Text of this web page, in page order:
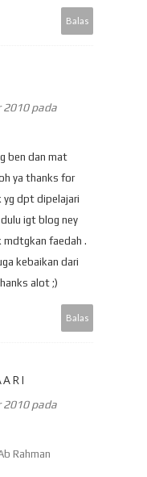
Balas
2010 pada
ben dan mat
ya thanks for
yg dpt dipelajari
igt blog ney
mdtgkan faedah .
kebaikan dari
alot ;)
Balas
2010 pada
Rahman